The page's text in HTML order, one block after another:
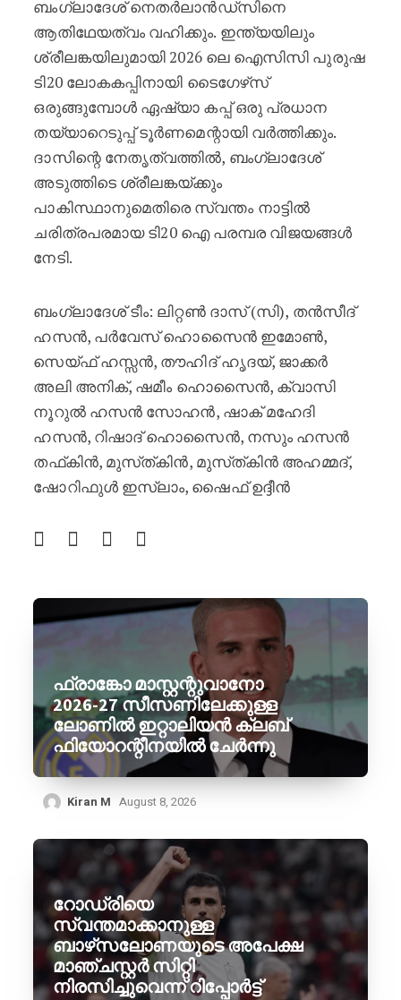
ബംഗ്ലാദേശ് നെതർലാൻഡ്‌സിനെ
ആതിഥേയത്വം വഹിക്കും. ഇന്ത്യയിലും
ശ്രീലങ്കയിലുമായി 2026 ലെ ഐസിസി പുരുഷ
ടി20 ലോകകപ്പിനായി ടൈഗേഴ്‌സ്
ഒരുങ്ങുമ്പോൾ ഏഷ്യാ കപ്പ് ഒരു പ്രധാന
തയ്യാറെടുപ്പ് ടൂർണമെന്റായി വർത്തിക്കും.
ദാസിന്റെ നേതൃത്വത്തിൽ, ബംഗ്ലാദേശ്
അടുത്തിടെ ശ്രീലങ്കയ്ക്കും
പാകിസ്ഥാനുമെതിരെ സ്വന്തം നാട്ടിൽ
ചരിത്രപരമായ ടി20 ഐ പരമ്പര വിജയങ്ങൾ
നേടി.
ബംഗ്ലാദേശ് ടീം: ലിറ്റൺ ദാസ് (സി), തൻസീദ്
ഹസൻ, പർവേസ് ഹൊസൈൻ ഇമോൺ,
സെയ്ഫ് ഹസ്സൻ, തൗഹിദ് ഹൃദയ്, ജാക്കർ
അലി അനിക്, ഷമീം ഹൊസൈൻ, ക്വാസി
നൂറുൽ ഹസൻ സോഹൻ, ഷാക് മഹേദി
ഹസൻ, റിഷാദ് ഹൊസൈൻ, നസും ഹസൻ
തഫ്‌കിൻ, മുസ്‌ത്‌കിൻ, മുസ്‌ത്‌കിൻ അഹമ്മദ്,
ഷോറിഫുൾ ഇസ്ലാം, ഷൈഫ് ഉദ്ദീൻ
ഫ്രാങ്കോ മാസ്റ്റന്റുവാനോ
2026-27 സീസണിലേക്കുള്ള
ലോണിൽ ഇറ്റാലിയൻ ക്ലബ്
ഫിയോറന്റീനയിൽ ചേർന്നു
Kiran M August 8, 2026
റോഡ്രിയെ
സ്വന്തമാക്കാനുള്ള
ബാഴ്‌സലോണയുടെ അപേക്ഷ
മാഞ്ചസ്റ്റർ സിറ്റി
നിരസിച്ചുവെന്ന് റിപ്പോർട്ട്